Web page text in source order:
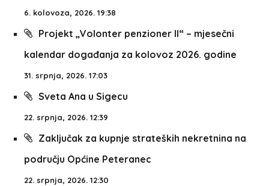
6. kolovoza, 2026. 19:38
Projekt „Volonter penzioner II“ – mjesečni
kalendar događanja za kolovoz 2026. godine
31. srpnja, 2026. 17:03
Sveta Ana u Sigecu
22. srpnja, 2026. 12:39
Zaključak za kupnje strateških nekretnina na
području Općine Peteranec
22. srpnja, 2026. 12:30